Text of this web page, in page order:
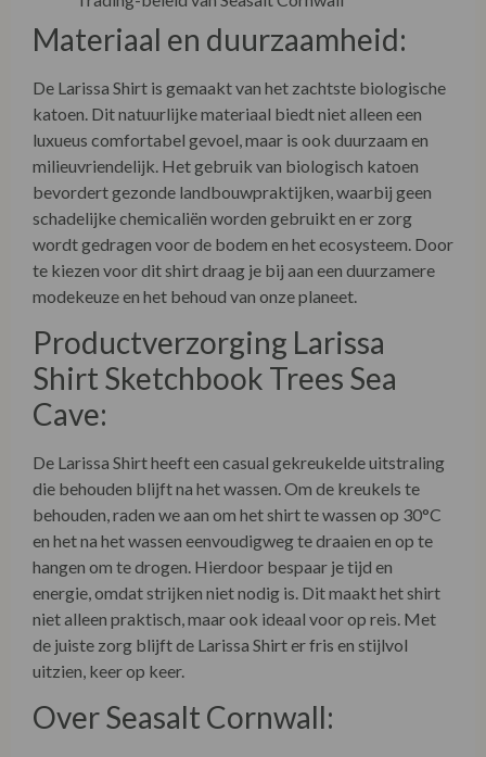
De Larissa Shirt is gemaakt van het zachtste biologische
katoen. Dit natuurlijke materiaal biedt niet alleen een
milieuvriendelijk. Het gebruik van biologisch katoen
bevordert gezonde landbouwpraktijken, waarbij geen
schadelijke chemicaliën worden gebruikt en er zorg
wordt gedragen voor de bodem en het ecosysteem. Door
te kiezen voor dit shirt draag je bij aan een duurzamere
modekeuze en het behoud van onze planeet.
Productverzorging Larissa
Shirt Sketchbook Trees Sea
Cave:
De Larissa Shirt heeft een casual gekreukelde uitstraling
die behouden blijft na het wassen. Om de kreukels te
en het na het wassen eenvoudigweg te draaien en op te
hangen om te drogen. Hierdoor bespaar je tijd en
energie, omdat strijken niet nodig is. Dit maakt het shirt
niet alleen praktisch, maar ook ideaal voor op reis. Met
de juiste zorg blijft de Larissa Shirt er fris en stijlvol
uitzien, keer op keer.
Over Seasalt Cornwall:
dat bekend staat om zijn tijdloze ontwerpen,